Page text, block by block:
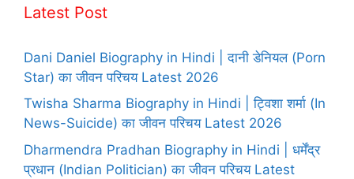
Latest Post
Dani Daniel Biography in Hindi | दानी डेनियल (Porn
Star) का जीवन परिचय Latest 2026
Twisha Sharma Biography in Hindi | ट्विशा शर्मा (In
News-Suicide) का जीवन परिचय Latest 2026
Dharmendra Pradhan Biography in Hindi | धर्मेंद्र
प्रधान (Indian Politician) का जीवन परिचय Latest